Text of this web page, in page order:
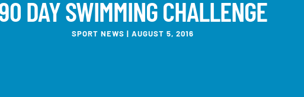
DAY SWIMMING CHALLENGE
SPORT NEWS | AUGUST 5, 2016